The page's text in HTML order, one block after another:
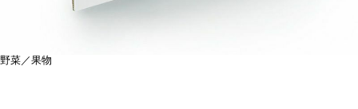
野菜／果物